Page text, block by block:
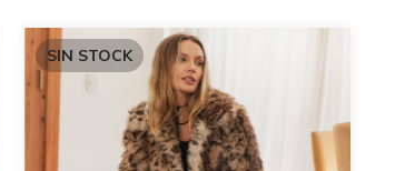
SIN STOCK